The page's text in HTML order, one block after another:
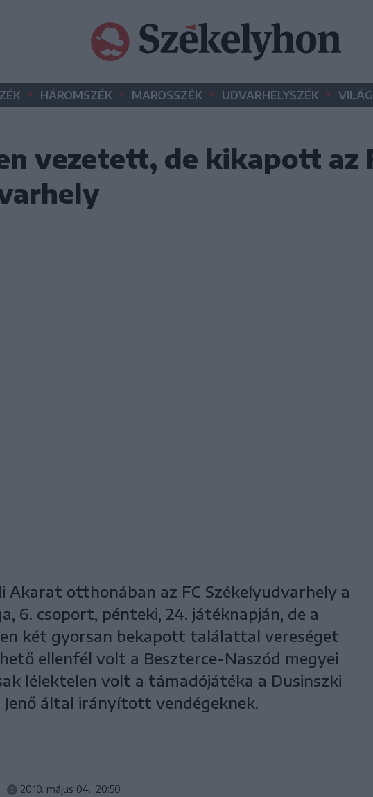
• HÁROMSZÉK • MAROSSZÉK • UDVARHELYSZÉK • VILÁG
vezetett, de kikapott az
Akarat otthonában az FC Székelyudvarhely a
6. csoport, pénteki, 24. játéknapján, de a
két gyorsan bekapott találattal vereséget
ellenfél volt a Beszterce-Naszód megyei
lélektelen volt a támadójátéka a Dusinszki
Jenő által irányított vendégeknek.
2010. május 04., 20:50